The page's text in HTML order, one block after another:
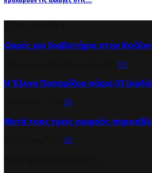
Ουρές για διαβατήρια στην
0
Η Έλενα Παπαρίζου αύριο 31
0
Μετά τους τρεις νεκρούς
0